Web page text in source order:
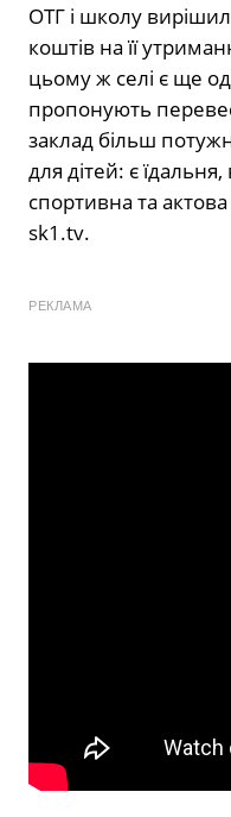
ОТГ і школу
коштів на її
цьому ж селі є ще
пропонують
заклад більш
для дітей: є
спортивна та
sk1.tv.
РЕКЛАМА